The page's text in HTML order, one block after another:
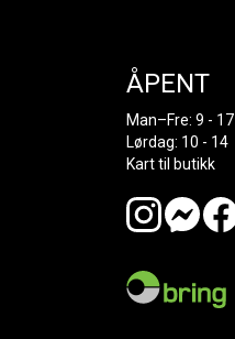
ÅPENT
Man–Fre: 9 - 17
Lørdag: 10 - 14
Kart til butikk